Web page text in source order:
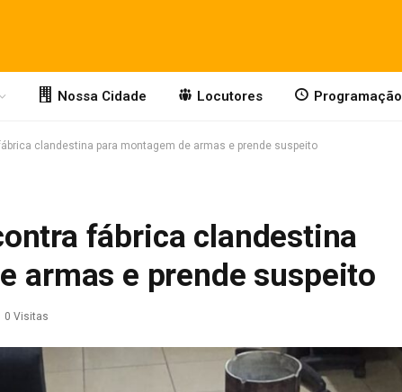
Nossa Cidade Locutores Programação
clandestina para montagem de armas e prende suspeito
fábrica clandestina
armas e prende suspeito
0 Visitas